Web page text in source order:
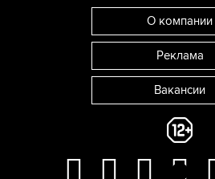
О компании
Реклама
Вакансии